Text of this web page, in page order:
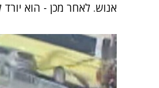
אנוש. לאחר מכן - הוא